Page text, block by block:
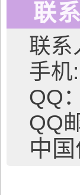
联
联系
手机
QQ
QQ
中